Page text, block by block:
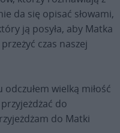
da się opisać słowami,
ją posyła, aby Matka
czas naszej
wielką miłość
do
do Matki